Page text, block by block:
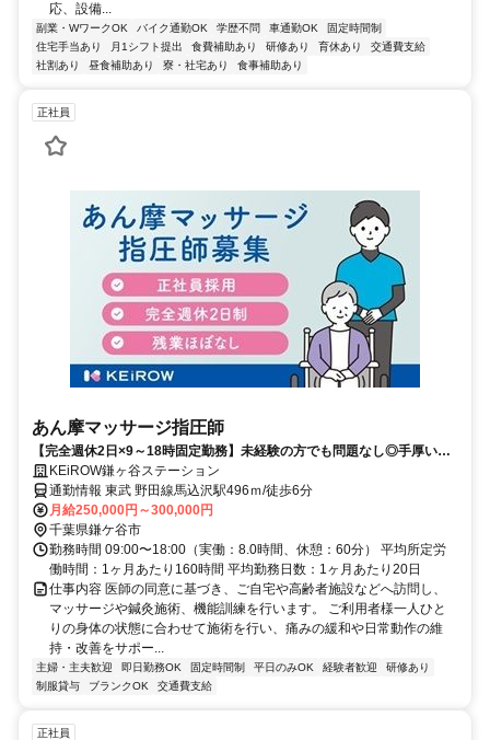
応、設備...
副業・WワークOK バイク通勤OK 学歴不問 車通勤OK
固定時間制
住宅手当あり
月1シフト提出 食費補助あり 研修あり 育休あり
交通費支給
社割あり
昼食補助あり 寮・社宅あり 食事補助あり
正社員
あん摩マッサージ指圧師
【完全週休2日×9～18時固定勤務】未経験の方でも問題なし◎手厚い研
修で、あなたの成長をしっかり支えます。
KEiROW鎌ヶ谷ステーション
通勤情報 東武 野田線馬込沢駅496ｍ/徒歩6分
月給250,000円～300,000円
千葉県鎌ケ谷市
勤務時間 09:00〜18:00（実働：8.0時間、休憩：60分） 平均所定労
働時間：1ヶ月あたり160時間 平均勤務日数：1ヶ月あたり20日
仕事内容 医師の同意に基づき、ご自宅や高齢者施設などへ訪問し、
マッサージや鍼灸施術、機能訓練を行います。 ご利用者様一人ひと
りの身体の状態に合わせて施術を行い、痛みの緩和や日常動作の維
持・改善をサポー...
主婦・主夫歓迎 即日勤務OK 固定時間制 平日のみOK 経験者歓迎
研修あり
制服貸与
ブランクOK 交通費支給
正社員